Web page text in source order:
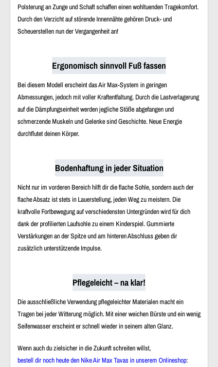
Polsterung an Zunge und Schaft schaffen einen wohltuenden Tragekomfort.
Durch den Verzicht auf störende Innennähte gehören Druck- und
Scheuerstellen nun der Vergangenheit an!
Ergonomisch sinnvoll Fuß fassen
Bei diesem Modell erscheint das Air Max-System in geringen
Abmessungen, jedoch mit voller Kraftentfaltung. Durch die Lastverlagerung
auf die Dämpfungseinheit werden jegliche Stöße abgefangen und
schmerzende Muskeln und Gelenke sind Geschichte. Neue Energie
durchflutet deinen Körper.
Bodenhaftung in jeder Situation
Nicht nur im vorderen Bereich hilft dir die flache Sohle, sondern auch der
flache Absatz ist stets in Lauerstellung, jeden Weg zu meistern. Die
kraftvolle Fortbewegung auf verschiedensten Untergründen wird für dich
dank der profilierten Laufsohle zu einem Kinderspiel. Gummierte
Verstärkungen an der Spitze und am hinteren Abschluss geben dir
zusätzlich unterstützende Impulse.
Pflegeleicht – na klar!
Die ausschließliche Verwendung pflegeleichter Materialen macht ein
Tragen bei jeder Witterung möglich. Mit einer weichen Bürste und ein wenig
Seifenwasser erscheint er schnell wieder in seinem alten Glanz.
Wenn auch du zielsicher in die Zukunft schreiten willst,
bestell dir noch heute den Nike Air Max Tavas in unserem Onlineshop: